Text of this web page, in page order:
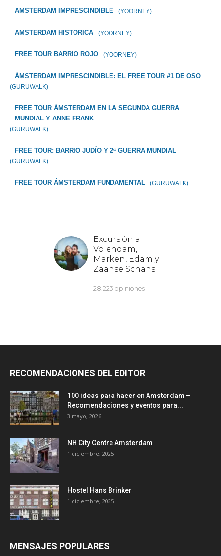
AMSTERDAM IMPRESCINDIBLE (YOORNEY)
AMSTERDAM HISTORICA (YOORNEY)
FREE TOUR BARRIO ROJO (YOORNEY)
ÁMSTERDAM IMPRESCINDIBLE: EL FREE TOUR #1 DE OSO
(GURUWALK)
FREE TOUR ÁMSTERDAM EN LA SEGUNDA GUERRA
MUNDIAL Y ANNE FRANK
(GURUWALK)
FREE TOUR: BARRIO JUDÍO Y 2ª GUERRA MUNDIAL
(GURUWALK)
FREE TOUR ÁMSTERDAM FUNDAMENTAL (GURUWALK)
RECOMENDACIONES DEL EDITOR
100 ideas para hacer en Amsterdam –
Recomendaciones y eventos para...
3 mayo, 2026
NH City Centre Amsterdam
1 diciembre, 2025
Hostel Hans Brinker
1 diciembre, 2025
MENSAJES POPULARES